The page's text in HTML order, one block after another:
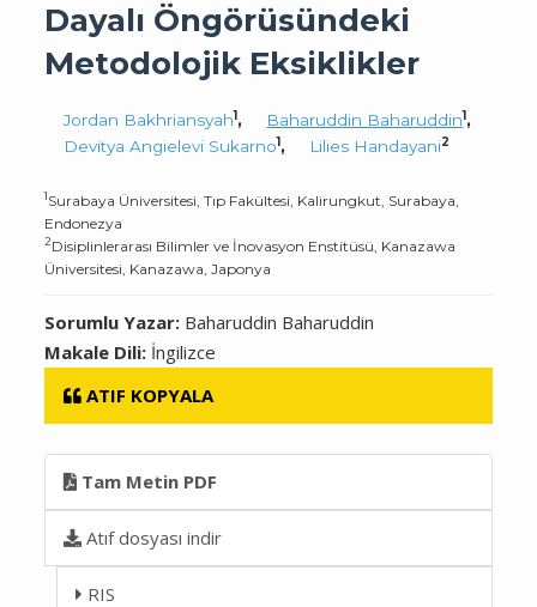
Dayalı Öngörüsündeki
Metodolojik Eksiklikler
Jordan Bakhriansyah1, Baharuddin Baharuddin1,
Devitya Angielevi Sukarno1, Lilies Handayani2
1Surabaya Üniversitesi, Tıp Fakültesi, Kalirungkut, Surabaya,
Endonezya
2Disiplinlerarası Bilimler ve İnovasyon Enstitüsü, Kanazawa
Üniversitesi, Kanazawa, Japonya
Sorumlu Yazar: Baharuddin Baharuddin
Makale Dili: İngilizce
ATIF KOPYALA
Tam Metin PDF
Atıf dosyası indir
RIS